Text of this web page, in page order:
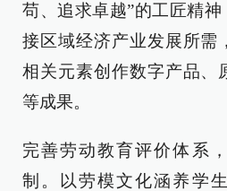
苟、追求卓越”的工匠精
接区域经济产业发展所需
相关元素创作数字产品、
等成果。
完善劳动教育评价体系
制。以劳模文化涵养学